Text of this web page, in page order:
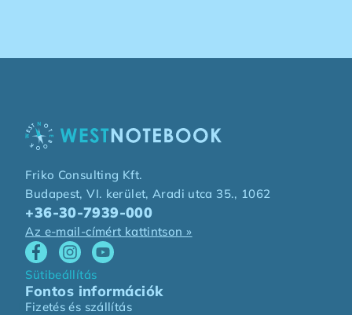
Friko Consulting Kft.
Budapest, VI. kerület, Aradi utca 35., 1062
+36-30-7939-000
Az e-mail-címért kattintson »
Sütibeállítás
Fontos információk
Fizetés és szállítás